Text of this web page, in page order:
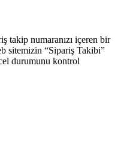
takip numaranızı içeren bir
sitemizin “Sipariş Takibi”
durumunu kontrol